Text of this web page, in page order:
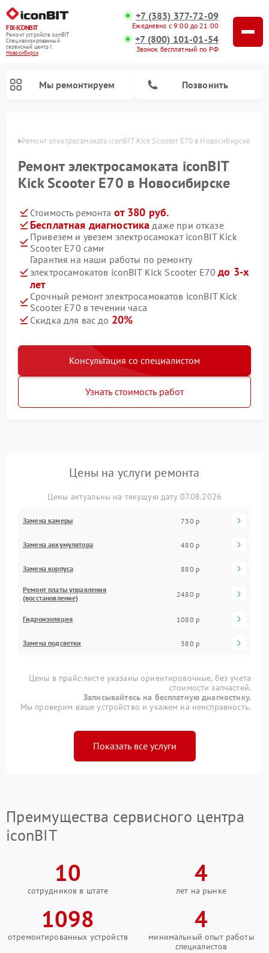
FIX-ICONBIT
Ремонт устройств iconBIT
Специализированный
cервисный центр г.
Новосибирск
+7 (383) 377-72-09
Ежедневно с 9:00 до 21:00
+7 (800) 101-01-54
Звонок бесплатный по РФ
Мы ремонтируем Позвонить
Ремонт электросамоката iconBIT Kick Scooter E70 в Новосибирске
Ремонт электросамоката iconBIT
Kick Scooter E70 в Новосибирске
Стоимость ремонта от 380 руб.
Бесплатная диагностика даже при отказе
Привезем и увезем электросамокат iconBIT Kick
Scooter E70 сами
Гарантия на наши работы по ремонту
электросамокатов iconBIT Kick Scooter E70до 3-х
лет
Срочный ремонт электросамокатов iconBIT Kick
Scooter E70 в течении часа
Скидка для вас до 20%
Консультация со специалистом
Узнать стоимость работ
Цены на услуги ремонта
Цены актуальны на текущую дату 07.08.2026
Замена камеры 730 р
Замена аккумулятора 480 р
Замена корпуса 880 р
Ремонт платы управления
(восстановление)
2480 р
Гидроизоляция 1080 р
Замена подсветки 380 р
Цены в прайс-листе указаны ориентировочные, без учета
стоимости запчастей.
Записывайтесь на бесплатную диагностику.
Мы проверим ваше устройство и укажем на неисправность.
Показать все услуги
Преимущества сервисного центра
iconBIT
10
сотрудников в штате
4
лет на рынке
1098
отремонтированных устройств
4
минимальный опыт работы
специалистов